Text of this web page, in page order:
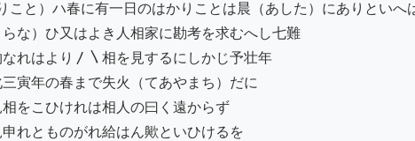
な）ひ又はよき人相家に勘考を求むへし七難
れはより〳〵相を見するにしかじ予壮年
寅年の春まで失火（てあやまち）だに
をこひけれは相人の曰く遠からず
れとものがれ給はん歟といひけるを